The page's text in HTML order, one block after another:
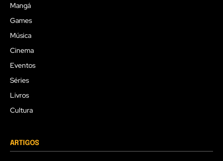
Mangá
Games
Música
Cinema
Eventos
Séries
Livros
Cultura
ARTIGOS